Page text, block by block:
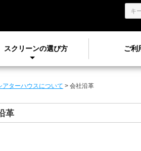
スクリーンの選び方 ご利
アターハウスについて > 会社沿革
革